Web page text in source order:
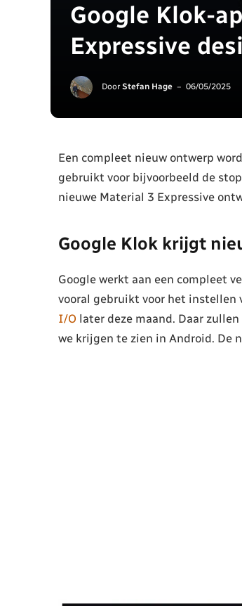
Google Klok-
Expressive
Door Stefan Hage 06/05/2025
Een compleet nieuw ontwerp
gebruikt voor bijvoorbeeld de
nieuwe Material 3 Expressive
Google Klok krijgt
Google werkt aan een compleet
vooral gebruikt voor het instellen
I/O later deze maand. Daar
we krijgen te zien in Android. De